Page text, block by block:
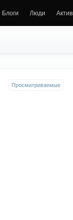
Блоги Люди
Просматриваемые